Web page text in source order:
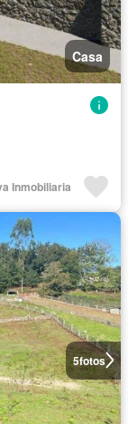
Casa
Inmobiliaria
5fotos